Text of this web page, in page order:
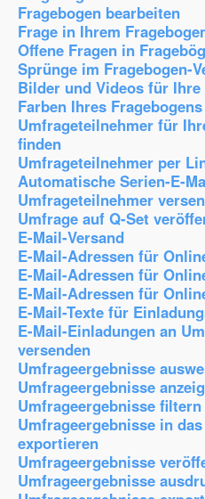
Fragebogen bearbeiten
Frage in Ihrem
Offene Fragen in
Sprünge im Fragebogen-
Bilder und Videos für
Farben Ihres
Umfrageteilnehmer für
finden
Umfrageteilnehmer per
Automatische Serien-E-
Umfrageteilnehmer
Umfrage auf Q-Set
E-Mail-Versand
E-Mail-Adressen für
E-Mail-Adressen für
E-Mail-Adressen für
E-Mail-Texte für
E-Mail-Einladungen an
versenden
Umfrageergebnisse
Umfrageergebnisse
Umfrageergebnisse filtern
Umfrageergebnisse in
exportieren
Umfrageergebnisse
Umfrageergebnisse